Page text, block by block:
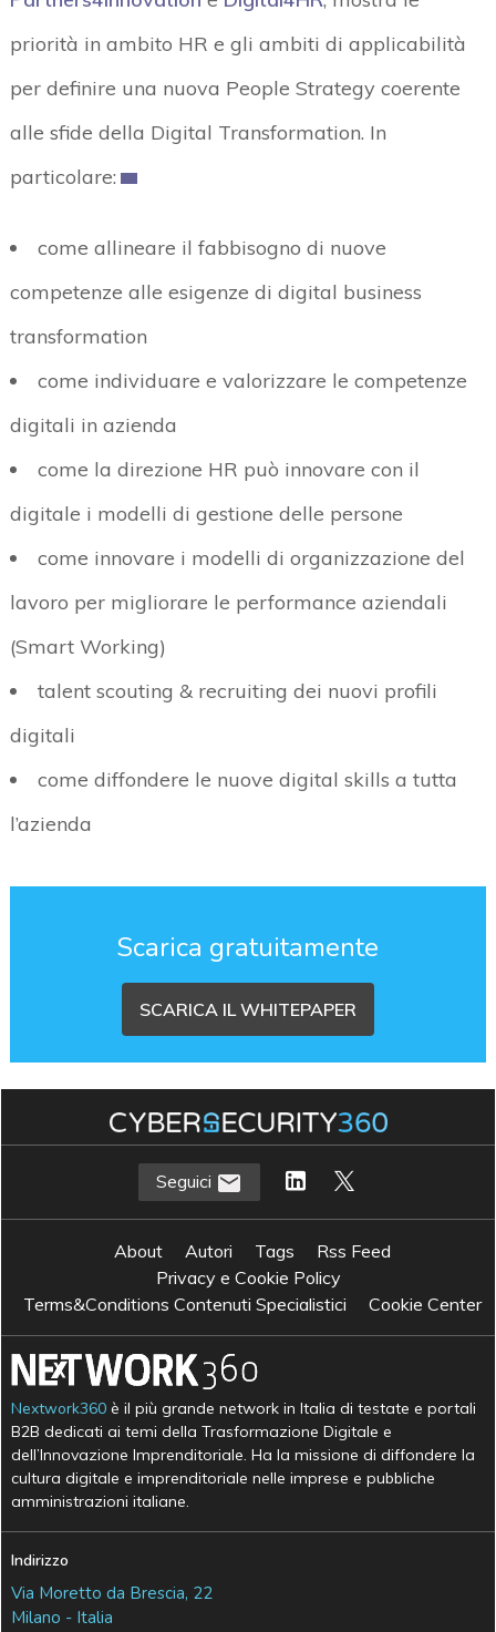
priorità in ambito HR e gli ambiti di applicabilità
per definire una nuova People Strategy coerente
alle sfide della Digital Transformation. In
particolare:
come allineare il fabbisogno di nuove
competenze alle esigenze di digital business
transformation
come individuare e valorizzare le competenze
digitali in azienda
come la direzione HR può innovare con il
digitale i modelli di gestione delle persone
come innovare i modelli di organizzazione del
lavoro per migliorare le performance aziendali
(Smart Working)
talent scouting & recruiting dei nuovi profili
digitali
come diffondere le nuove digital skills a tutta
l’azienda
Scarica gratuitamente
SCARICA IL WHITEPAPER
Seguici
About Autori Tags
Rss Feed
Privacy e Cookie Policy
Terms&Conditions Contenuti Specialistici
Cookie Center
Nextwork360 è il più grande network in Italia di testate e portali
B2B dedicati ai temi della Trasformazione Digitale e
dell’Innovazione Imprenditoriale. Ha la missione di diffondere la
cultura digitale e imprenditoriale nelle imprese e pubbliche
amministrazioni italiane.
Indirizzo
Via Moretto da Brescia, 22
Milano - Italia